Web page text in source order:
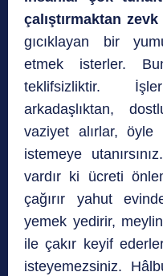
çalıştırmaktan zevk
gıcıklayan bir
etmek isterler.
teklifsizliktir.
arkadaşlıktan,
vaziyet alırlar,
istemeye
vardır ki ücreti
çağırır yahut
yemek yedirir,
ile çakır keyif
isteyemezsiniz.